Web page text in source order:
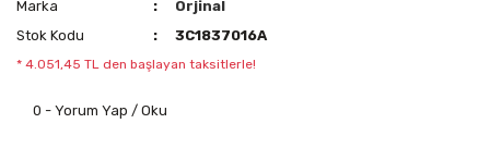
Marka
Orjinal
Stok Kodu
3C1837016A
* 4.051,45 TL den başlayan taksitlerle!
0 - Yorum Yap / Oku